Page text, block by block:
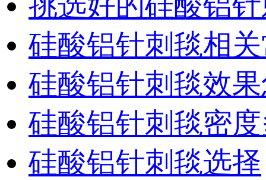
硅酸铝针刺毯相
硅酸铝针刺毯效
硅酸铝针刺毯密
硅酸铝针刺毯选择